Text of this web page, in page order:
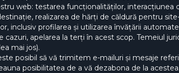
web: testarea funcționalităților, interacțiunea
realizarea de hărți de căldură pentru
inclusiv profilarea și utilizarea învățării
cazuri, apelarea la terți în acest scop. Temeiul
mai jos).
posibil să vă trimitem e-mailuri și mesaje
posibilitatea de a vă dezabona de la